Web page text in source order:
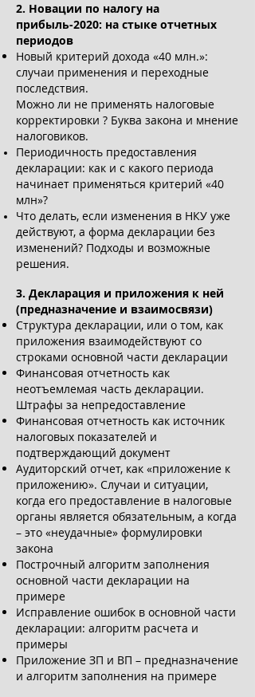
2. Новации по налогу на
прибыль-2020: на стыке отчетных
периодов
Новый критерий дохода «40 млн.»:
случаи применения и переходные
последствия.
Можно ли не применять налоговые
корректировки ? Буква закона и мнение
налоговиков.
Периодичность предоставления
декларации: как и с какого периода
начинает применяться критерий «40
млн»?
Что делать, если изменения в НКУ уже
действуют, а форма декларации без
изменений? Подходы и возможные
решения.
3. Декларация и приложения к ней
(предназначение и взаимосвязи)
Структура декларации, или о том, как
приложения взаимодействуют со
строками основной части декларации
Финансовая отчетность как
неотъемлемая часть декларации.
Штрафы за непредоставление
Финансовая отчетность как источник
налоговых показателей и
подтверждающий документ
Аудиторский отчет, как «приложение к
приложению». Случаи и ситуации,
когда его предоставление в налоговые
органы является обязательным, а когда
– это «неудачные» формулировки
закона
Построчный алгоритм заполнения
основной части декларации на
примере
Исправление ошибок в основной части
декларации: алгоритм расчета и
примеры
Приложение ЗП и ВП – предназначение
и алгоритм заполнения на примере